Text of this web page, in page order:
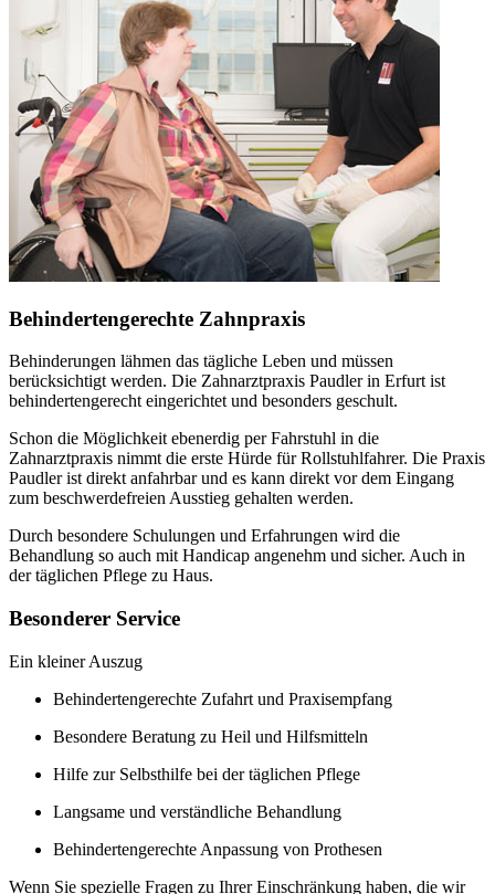
Behindertengerechte Zahnpraxis
Behinderungen lähmen das tägliche Leben und müssen
berücksichtigt werden. Die Zahnarztpraxis Paudler in Erfurt ist
behindertengerecht eingerichtet und besonders geschult.
Schon die Möglichkeit ebenerdig per Fahrstuhl in die
Zahnarztpraxis nimmt die erste Hürde für Rollstuhlfahrer. Die Praxis
Paudler ist direkt anfahrbar und es kann direkt vor dem Eingang
zum beschwerdefreien Ausstieg gehalten werden.
Durch besondere Schulungen und Erfahrungen wird die
Behandlung so auch mit Handicap angenehm und sicher. Auch in
der täglichen Pflege zu Haus.
Besonderer Service
Ein kleiner Auszug
Behindertengerechte Zufahrt und Praxisempfang
Besondere Beratung zu Heil und Hilfsmitteln
Hilfe zur Selbsthilfe bei der täglichen Pflege
Langsame und verständliche Behandlung
Behindertengerechte Anpassung von Prothesen
Wenn Sie spezielle Fragen zu Ihrer Einschränkung haben, die wir